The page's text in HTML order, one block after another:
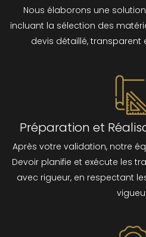
Nous élaborons une
incluant la sélection des
devis détaillé,
Préparation et
Après votre validation, notre
Devoir planifie et exécute les
avec rigueur, en respectant